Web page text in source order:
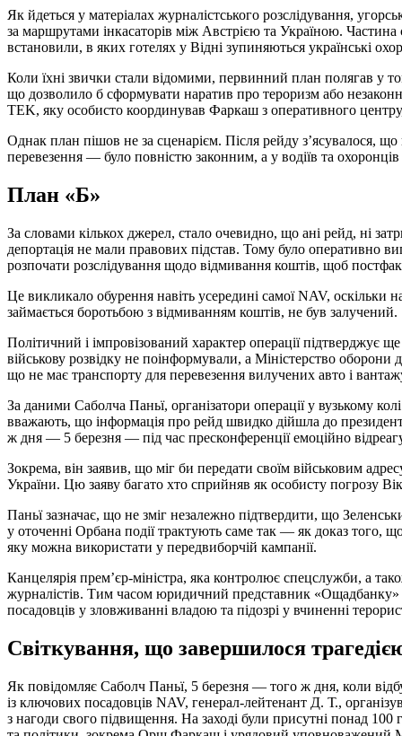
Як йдеться у матеріалах журналістського розслідування,
за маршрутами інкасаторів між Австрією та Україною.
встановили, в яких готелях у Відні зупиняються українські
Коли їхні звички стали відомими, первинний план полягав у
що дозволило б сформувати наратив про тероризм або
TEK, яку особисто координував Фаркаш з оперативного
Однак план пішов не за сценарієм. Після рейду з’ясувалося,
перевезення — було повністю законним, а у водіїв та охоронців
План «Б»
За словами кількох джерел, стало очевидно, що ані рейд, ні
депортація не мали правових підстав. Тому було оперативно
розпочати розслідування щодо відмивання коштів, щоб
Це викликало обурення навіть усередині самої NAV, оскільки
займається боротьбою з відмиванням коштів, не був залучений.
Політичний і імпровізований характер операції підтверджує
військову розвідку не поінформували, а Міністерство
що не має транспорту для перевезення вилучених авто і
За даними Саболча Паньї, організатори операції у вузькому
вважають, що інформація про рейд швидко дійшла до
ж дня — 5 березня — під час пресконференції емоційно
Зокрема, він заявив, що міг би передати своїм військовим
України. Цю заяву багато хто сприйняв як особисту погрозу
Паньї зазначає, що не зміг незалежно підтвердити, що
у оточенні Орбана події трактують саме так — як доказ того,
яку можна використати у передвиборчій кампанії.
Канцелярія прем’єр-міністра, яка контролює спецслужби, а
журналістів. Тим часом юридичний представник «Ощадбанку»
посадовців у зловживанні владою та підозрі у вчиненні
Світкування, що завершилося
Як повідомляє Саболч Паньї, 5 березня — того ж дня, коли
із ключових посадовців NAV, генерал-лейтенант Д. Т.,
з нагоди свого підвищення. На заході були присутні понад 100